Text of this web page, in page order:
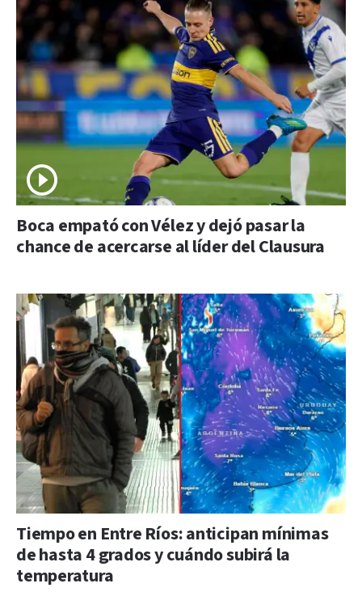
Boca empató con Vélez y dejó pasar la
chance de acercarse al líder del Clausura
Tiempo en Entre Ríos: anticipan mínimas
de hasta 4 grados y cuándo subirá la
temperatura